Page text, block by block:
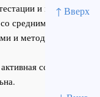
↑ Вверх
и повышения
средним и высшим
и методическими
ссылка на